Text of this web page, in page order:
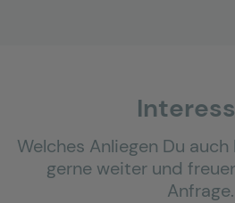
Welches Anliegen Du
gerne weiter und
Anfrage.